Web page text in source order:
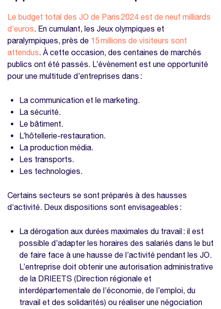
Les gênes provoquées par l'organisation
des Jeux Olympique
Comment ne pas être impacté par les JO ?
Le budget total des JO de Paris 2024 est de neuf milliards
d’euros. En cumulant, les Jeux olympiques et
paralympiques, près de 15 millions de visiteurs sont
attendus. À cette occasion, des centaines de marchés
publics ont été passés. L’évènement est une opportunité
pour une multitude d’entreprises dans :
La communication et le marketing.
La sécurité.
Le bâtiment.
L’hôtellerie-restauration.
La production média.
Les transports.
Les technologies.
Certains secteurs se sont préparés à des hausses
d’activité. Deux dispositions sont envisageables :
La dérogation aux durées maximales du travail : il est
possible d’adapter les horaires des salariés dans le but
de faire face à une hausse de l’activité pendant les JO.
L’entreprise doit obtenir une autorisation administrative
de la DRIEETS (Direction régionale et
interdépartementale de l’économie, de l’emploi, du
travail et des solidarités) ou réaliser une négociation